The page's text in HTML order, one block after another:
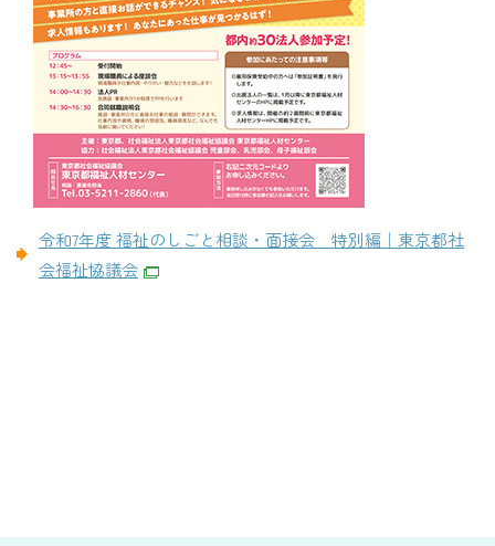
令和7年度 福祉のしごと相談・面接会 特別編｜東京都社
会福祉協議会